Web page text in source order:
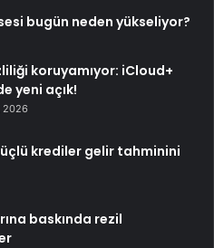
bugün neden yükseliyor?
koruyamıyor: iCloud+
yeni açık!
2026
krediler gelir tahminini
baskında rezil